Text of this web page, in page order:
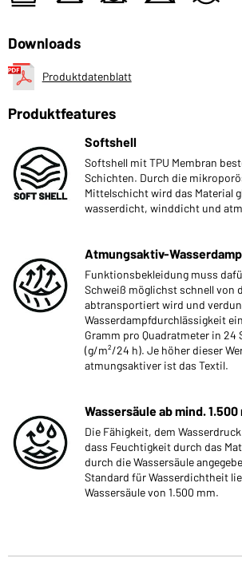
Downloads
Produktdatenblatt
Produktfeatures
Softshell
Softshell mit TPU Membran
Schichten. Durch die
Mittelschicht wird das Material
wasserdicht, winddicht und
Atmungsaktiv-
Funktionsbekleidung muss
Schweiß möglichst schnell von
abtransportiert wird und
Wasserdampfdurchlässigkeit
Gramm pro Quadratmeter in 24
(g/m²/24 h). Je höher dieser
atmungsaktiver ist das Textil.
Wassersäule ab mind. 1.500
Die Fähigkeit, dem
dass Feuchtigkeit durch das
durch die Wassersäule
Standard für Wasserdichtheit
Wassersäule von 1.500 mm.